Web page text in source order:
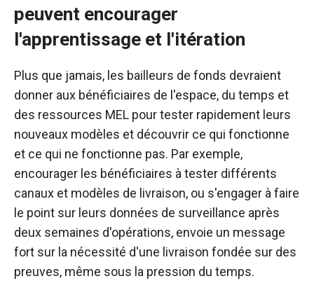
peuvent encourager
l'apprentissage et l'itération
Plus que jamais, les bailleurs de fonds devraient
donner aux bénéficiaires de l'espace, du temps et
des ressources MEL pour tester rapidement leurs
nouveaux modèles et découvrir ce qui fonctionne
et ce qui ne fonctionne pas. Par exemple,
encourager les bénéficiaires à tester différents
canaux et modèles de livraison, ou s'engager à faire
le point sur leurs données de surveillance après
deux semaines d'opérations, envoie un message
fort sur la nécessité d'une livraison fondée sur des
preuves, même sous la pression du temps.